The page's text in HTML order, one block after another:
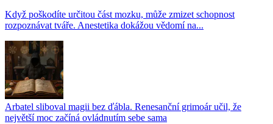
Když poškodíte určitou část mozku, může zmizet schopnost
rozpoznávat tváře. Anestetika dokážou vědomí na...
Arbatel sliboval magii bez ďábla. Renesanční grimoár učil, že
největší moc začíná ovládnutím sebe sama